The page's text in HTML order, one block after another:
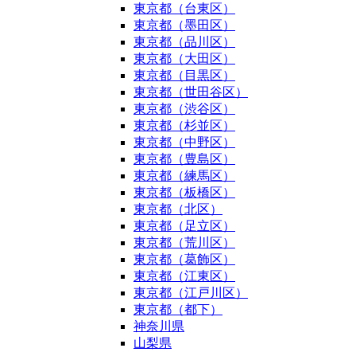
東京都（台東区）
東京都（墨田区）
東京都（品川区）
東京都（大田区）
東京都（目黒区）
東京都（世田谷区）
東京都（渋谷区）
東京都（杉並区）
東京都（中野区）
東京都（豊島区）
東京都（練馬区）
東京都（板橋区）
東京都（北区）
東京都（足立区）
東京都（荒川区）
東京都（葛飾区）
東京都（江東区）
東京都（江戸川区）
東京都（都下）
神奈川県
山梨県